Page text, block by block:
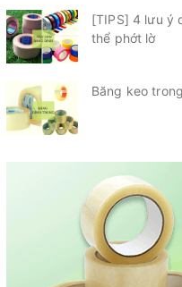
[TIPS] 4 lưu ý
thể phớt lờ
Băng keo